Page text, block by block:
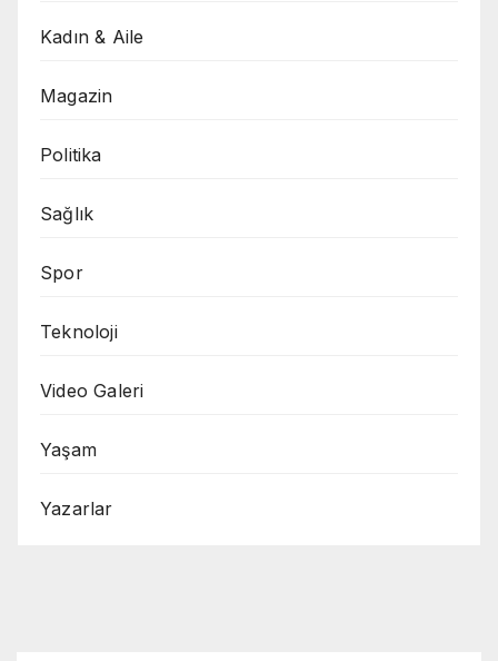
Kadın & Aile
Magazin
Politika
Sağlık
Spor
Teknoloji
Video Galeri
Yaşam
Yazarlar